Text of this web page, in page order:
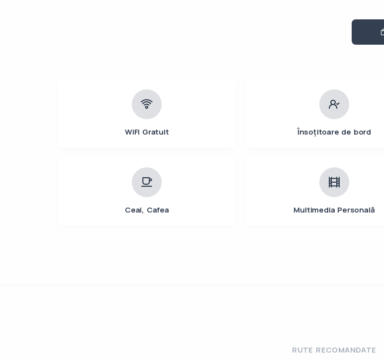
WiFi Gratuit Însoțitoare de bord
Ceai, Cafea Multimedia Personală
RUTE RECOMANDATE